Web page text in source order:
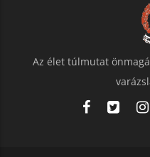
Az élet túlmutat